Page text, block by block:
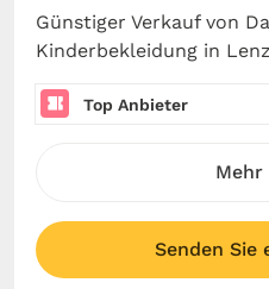
Günstiger Verkauf von
Kinderbekleidung in
Top Anbieter
Mehr
Senden Sie